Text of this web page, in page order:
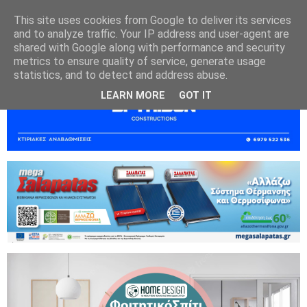
This site uses cookies from Google to deliver its services
and to analyze traffic. Your IP address and user-agent are
shared with Google along with performance and security
metrics to ensure quality of service, generate usage
statistics, and to detect and address abuse.
LEARN MORE GOT IT